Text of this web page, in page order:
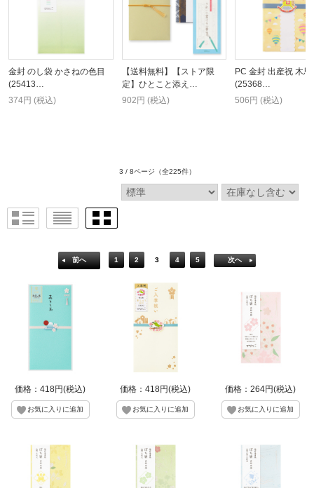
金封 のし袋 かさねの色目
(25413…
374円 (税込)
【送料無料】【ストア限
定】ひとこと添え…
902円 (税込)
PC 金封 出産祝 木馬
(25368…
506円 (税込)
3 / 8ページ （全225件）
前へ 1 2 3 4 5 次へ
価格：418円(税込) 価格：418円(税込) 価格：264円(税込)